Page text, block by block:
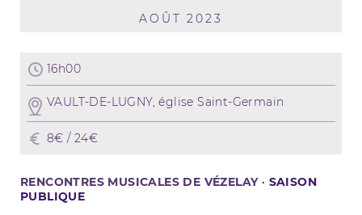
AOÛT 2023
16h00
VAULT-DE-LUGNY, église Saint-Germain
8€ / 24€
RENCONTRES MUSICALES DE VÉZELAY· SAISON
PUBLIQUE